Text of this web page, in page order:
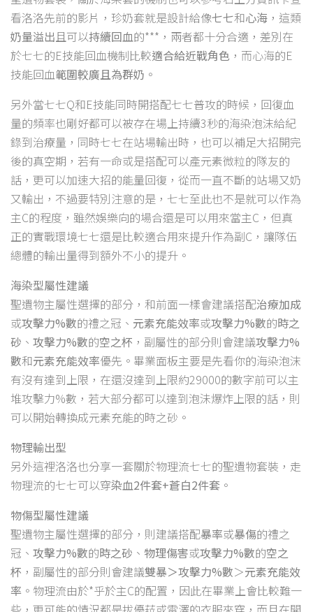
看洛洛先前的影片，珍奶套就是設計給像七七和心海 ，這類
奶量溢出且可以持續回血的***，兩者都十分合適，差別在
於七七的E技能回血機制比較適合給近戰角色 ，而心海的E
技能回血範圍較廣且為群奶 。
另外當七七Q和E技能同時開搭配七七普攻的時候，回復血
量的頻率也剛好都可以被存在場上持續3秒的海染泡沫給紀
錄到治療量，同時七七在站場輸出時，也可以補足大招開完
後的真空期，若有一命或是搭配可以產元素微粒的隊友的
話，更可以加速大招的能量回復，從而一直不斷的站場又奶
又輸出，不過要特別注意的是，七七至此也不是就可以作為
主C的程度，雖然娛樂向的場合還是可以用來當主C，但真
正的實戰環境七七還是比較適合用來提升作為副C，讓隊伍
總體的輸出量得到額外不小的提升。
海染型屬性建議
聖遺物主屬性選擇的部分，和前面一樣會建議搭配治療加成
或攻擊力%數的禮之冠、 元素充能效率或攻擊力%數的時之
砂 、 攻擊力%數的空之杯 ，副屬性的部分則會建議攻擊力%
數和元素充能效率優先。畢業面板主要是先看你的海染泡沫
有沒有達到上限，在還沒達到上限約29000的數字前可以主
堆攻擊力%數，若大部分都可以達到泡沬爆炸上限的話，則
可以開始轉換成元素充能的時之砂。
物理輸出型
另外這裡洛洛也分享一套關於物理流七七的聖遺物套裝，走
物理流的七七可以穿染血2件套+蒼白2件套 。
物傷型屬性建議
聖遺物主屬性選擇的部分，則建議搭配暴率或暴傷的禮之
冠、 攻擊力%數的時之砂 、 物理傷害或攻擊力%數的空之
杯 ，副屬性的部分則會建議雙暴＞攻擊力%數＞元素充能效
率 。物理流由於*乎於主C的配置，因此在畢業上會比較難一